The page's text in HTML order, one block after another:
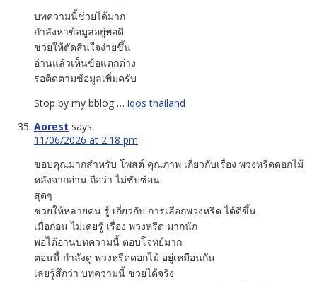
บทความนี้ช่วยได้มาก
กำลังหาข้อมูลอยู่พอดี
ช่วยให้ตัดสินใจง่ายขึ้น
อ่านแล้วเห็นข้อแตกต่าง
รอติดตามข้อมูลเพิ่มครับ
Stop by my bblog … iqos thailand
Aorest says:
11/06/2026 at 2:18 pm
ขอบคุณมากสำหรับ โพสต์ คุณภาพ เกี่ยวกับเรื่อง พวงหรีดดอกไม้
หลังจากอ่าน ถือว่า ไม่ซับซ้อน
สุดๆ
ช่วยให้หลายคน รู้ เกี่ยวกับ การเลือกพวงหรีด ได้ดีขึ้น
เมื่อก่อน ไม่เคยรู้ เรื่อง พวงหรีด มากนัก
พอได้อ่านบทความนี้ ตอบโจทย์มาก
ตอนนี้ กำลังดู พวงหรีดดอกไม้ อยู่เหมือนกัน
เลยรู้สึกว่า บทความนี้ ช่วยได้จริง